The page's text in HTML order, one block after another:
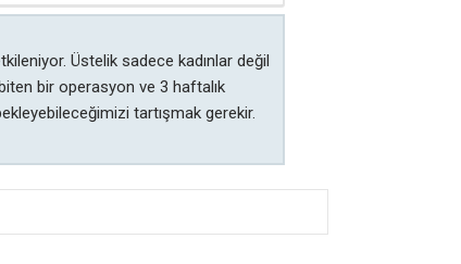
Üstelik sadece kadınlar değil
bir operasyon ve 3 haftalık
tartışmak gerekir.